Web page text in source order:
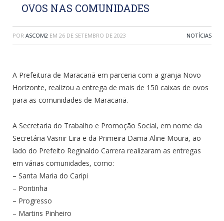
OVOS NAS COMUNIDADES
POR ASCOM2 EM 26 DE SETEMBRO DE 2023 NOTÍCIAS
A Prefeitura de Maracanã em parceria com a granja Novo
Horizonte, realizou a entrega de mais de 150 caixas de ovos
para as comunidades de Maracanã.
A Secretaria do Trabalho e Promoção Social, em nome da
Secretária Vasnir Lira e da Primeira Dama Aline Moura, ao
lado do Prefeito Reginaldo Carrera realizaram as entregas
em várias comunidades, como:
– Santa Maria do Caripi
– Pontinha
– Progresso
– Martins Pinheiro